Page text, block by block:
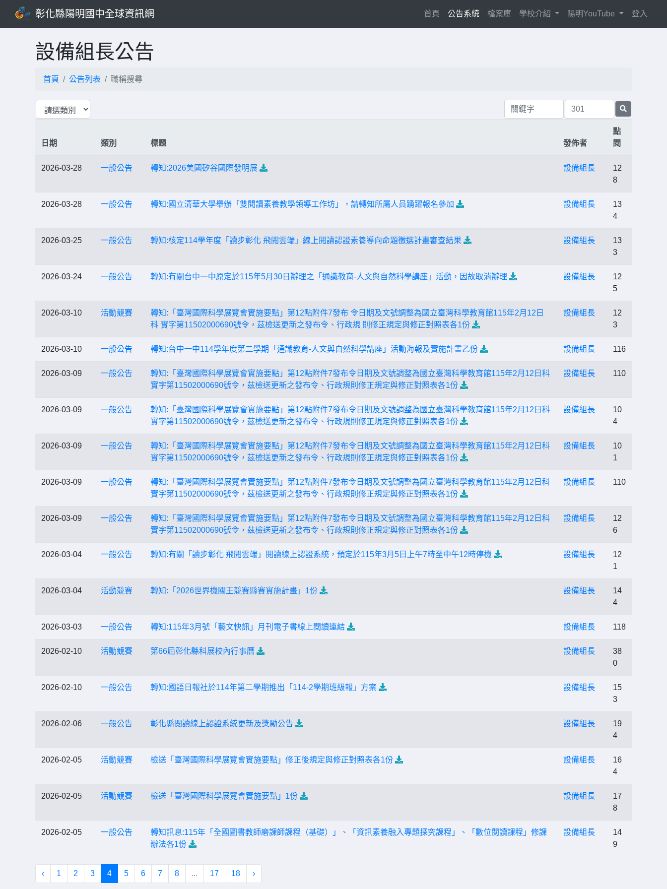
彰化縣陽明國中全球資訊網 首頁(current)
公告系統 檔案庫 學校介紹 陽明YouTube 登入
設備組長公告
首頁 公告列表 職稱搜尋
日期 類別 標題 發佈者
點
閱
2026-03-28 一般公告 轉知:2026美國矽谷國際發明展 設備組長
12
8
2026-03-28 一般公告 轉知:國立清華大學舉辦「雙閱讀素養教學領導工作坊」，請轉知所屬人員踴躍報名參加 設備組長
13
4
2026-03-25 一般公告 轉知:核定114學年度「讀步彰化 飛閱雲端」線上閱讀認證素養導向命題徵選計畫審查結果 設備組長
13
3
2026-03-24 一般公告 轉知:有關台中一中原定於115年5月30日辦理之「通識教育-人文與自然科學講座」活動，因故取消辦理 設備組長
12
5
2026-03-10 活動競賽
轉知:「臺灣國際科學展覽會實施要點」第12點附件7發布 令日期及文號調整為國立臺灣科學教育館115年2月12日
科 實字第11502000690號令，茲檢送更新之發布令、行政規 則修正規定與修正對照表各1份
設備組長
12
3
2026-03-10 一般公告 轉知:台中一中114學年度第二學期「通識教育-人文與自然科學講座」活動海報及實施計畫乙份 設備組長 116
2026-03-09 一般公告
轉知:「臺灣國際科學展覽會實施要點」第12點附件7發布令日期及文號調整為國立臺灣科學教育館115年2月12日科
實字第11502000690號令，茲檢送更新之發布令、行政規則修正規定與修正對照表各1份
設備組長 110
2026-03-09 一般公告
轉知:「臺灣國際科學展覽會實施要點」第12點附件7發布令日期及文號調整為國立臺灣科學教育館115年2月12日科
實字第11502000690號令，茲檢送更新之發布令、行政規則修正規定與修正對照表各1份
設備組長
10
4
2026-03-09 一般公告
轉知:「臺灣國際科學展覽會實施要點」第12點附件7發布令日期及文號調整為國立臺灣科學教育館115年2月12日科
實字第11502000690號令，茲檢送更新之發布令、行政規則修正規定與修正對照表各1份
設備組長
10
1
2026-03-09 一般公告
轉知:「臺灣國際科學展覽會實施要點」第12點附件7發布令日期及文號調整為國立臺灣科學教育館115年2月12日科
實字第11502000690號令，茲檢送更新之發布令、行政規則修正規定與修正對照表各1份
設備組長 110
2026-03-09 一般公告
轉知:「臺灣國際科學展覽會實施要點」第12點附件7發布令日期及文號調整為國立臺灣科學教育館115年2月12日科
實字第11502000690號令，茲檢送更新之發布令、行政規則修正規定與修正對照表各1份
設備組長
12
6
2026-03-04 一般公告 轉知:有關「讀步彰化 飛閱雲端」閱讀線上認證系統，預定於115年3月5日上午7時至中午12時停機 設備組長
12
1
2026-03-04 活動競賽 轉知:「2026世界機關王競賽縣賽實施計畫」1份 設備組長
14
4
2026-03-03 一般公告 轉知:115年3月號「藝文快訊」月刊電子書線上閱讀連結 設備組長 118
2026-02-10 活動競賽 第66屆彰化縣科展校內行事曆 設備組長
38
0
2026-02-10 一般公告 轉知:國語日報社於114年第二學期推出「114-2學期班級報」方案 設備組長
15
3
2026-02-06 一般公告 彰化縣閱讀線上認證系統更新及獎勵公告 設備組長
19
4
2026-02-05 活動競賽 檢送「臺灣國際科學展覽會實施要點」修正後規定與修正對照表各1份 設備組長
16
4
2026-02-05 活動競賽 檢送「臺灣國際科學展覽會實施要點」1份 設備組長
17
8
2026-02-05 一般公告
轉知訊息:115年「全國圖書教師磨課師課程（基礎）」、「資訊素養融入專題探究課程」、「數位閱讀課程」修課
辦法各1份
設備組長
14
9
‹ 1 2 3 4 5 6 7 8 ... 17 18 ›